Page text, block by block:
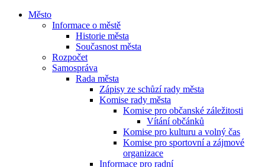
Město
Informace o městě
Historie města
Současnost města
Rozpočet
Samospráva
Rada města
Zápisy ze schůzí rady města
Komise rady města
Komise pro občanské záležitosti
Vítání občánků
Komise pro kulturu a volný čas
Komise pro sportovní a zájmové
organizace
Informace pro radní